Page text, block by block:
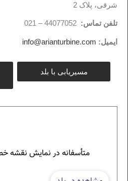
شرقی، پلاک 2
تلفن تماس: 44077052 – 021
ایمیل: info@arianturbine.com
مسیریابی با بلد